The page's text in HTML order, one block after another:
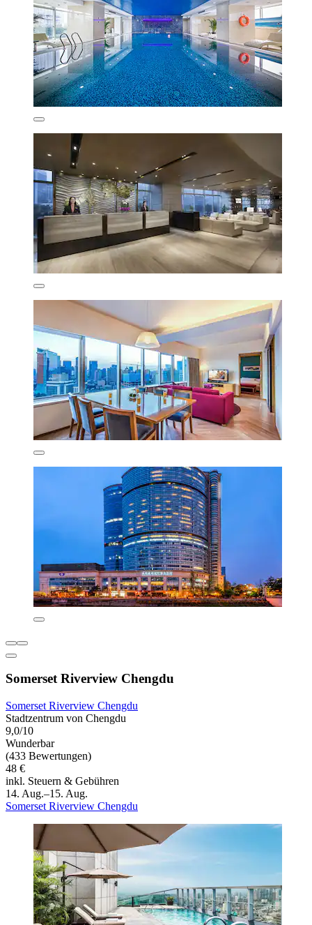
Somerset Riverview Chengdu
Somerset Riverview Chengdu
Stadtzentrum von Chengdu
9,0/10
Wunderbar
(433 Bewertungen)
48 €
inkl. Steuern & Gebühren
14. Aug.–15. Aug.
Somerset Riverview Chengdu